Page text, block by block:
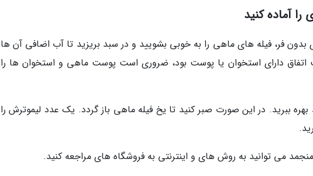
آماده کنید
فر، فیله های ماهی را به خوبی بشویید و در سبد بریزید تا آب اضافی آن ها
اتفاق دارای استخوان یا پوست بود، ضروری است پوست ماهی و استخوان ها را
بهره ببرید. در این صورت صبر کنید تا یخ فیله ماهی باز گردد. یک عدد لیموترش را
می توانید به روش های و اینترنتی به فروشگاه های مراجعه کنید.